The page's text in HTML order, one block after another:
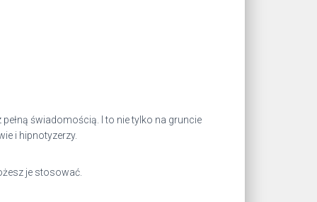
świadomością. I to nie tylko na gruncie
i hipnotyzerzy.
je stosować.